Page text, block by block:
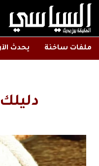
ملفات ساخنة يحدث
دليلك